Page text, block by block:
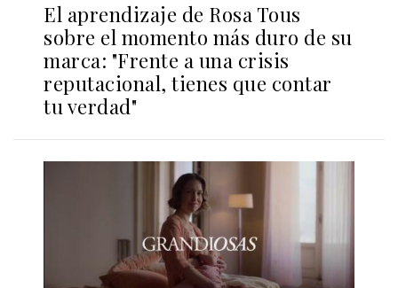
El aprendizaje de Rosa Tous
sobre el momento más duro de su
marca: "Frente a una crisis
reputacional, tienes que contar
tu verdad"